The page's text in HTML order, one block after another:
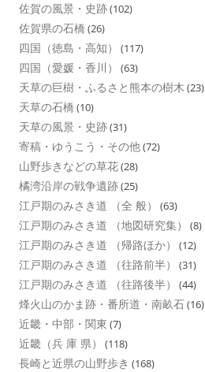
佐賀の風景・史跡(102)
佐賀県の石橋 (26)
四国（徳島・高知） (117)
四国（愛媛・香川） (63)
天草の巨樹・ふるさと熊本の樹木 (23)
天草の石橋 (10)
天草の風景・史跡(31)
寄稿・ゆうこう・その他(72)
山野歩きなどの草花(28)
橘湾沿岸の戦争遺跡(25)
江戸期のみさき道 （全 般） (63)
江戸期のみさき道 （地図研究集） (8)
江戸期のみさき道 （帰路ほか） (12)
江戸期のみさき道 （往路前半） (31)
江戸期のみさき道 （往路後半） (44)
烽火山のかま跡・番所道・南畝石(16)
近畿・中部・関東 (7)
近畿（兵 庫 県） (118)
長崎と近県の山野歩き (168)